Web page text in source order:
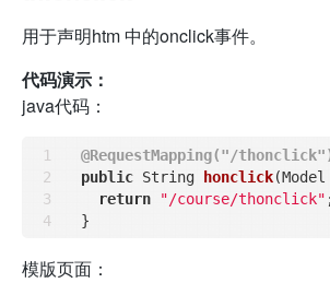
用于声明htm 中的onclick事件。
代码演示：
java代码：
@RequestMapping("/
public String honclick
return
"/course/thonclick"
模版页面：